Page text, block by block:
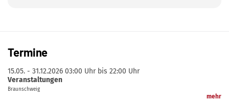
Termine
15.05. - 31.12.2026 03:00 Uhr bis 22:00 Uhr
Veranstaltungen
Braunschweig
mehr